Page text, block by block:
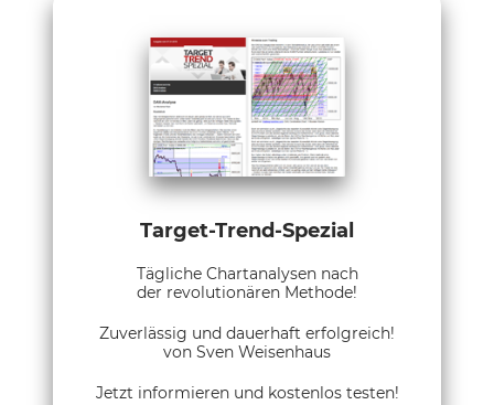
Target-Trend-Spezial
Tägliche Chartanalysen nach
der revolutionären Methode!
Zuverlässig und dauerhaft erfolgreich!
von Sven Weisenhaus
Jetzt informieren und kostenlos testen!